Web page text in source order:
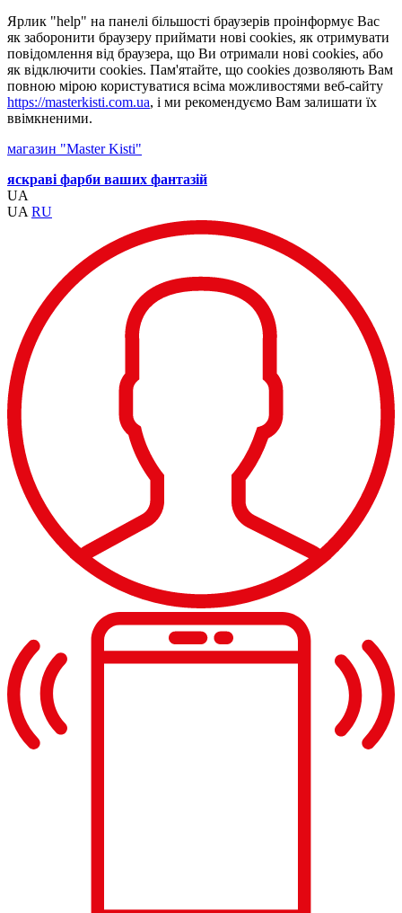
Ярлик "help" на панелі більшості браузерів проінформує Вас
як заборонити браузеру приймати нові cookies, як отримувати
повідомлення від браузера, що Ви отримали нові cookies, або
як відключити cookies. Пам'ятайте, що cookies дозволяють Вам
повною мірою користуватися всіма можливостями веб-сайту
https://masterkisti.com.ua, і ми рекомендуємо Вам залишати їх
ввімкненими.
магазин "Master Kisti"
яскраві фарби ваших фантазій
UA
UA RU